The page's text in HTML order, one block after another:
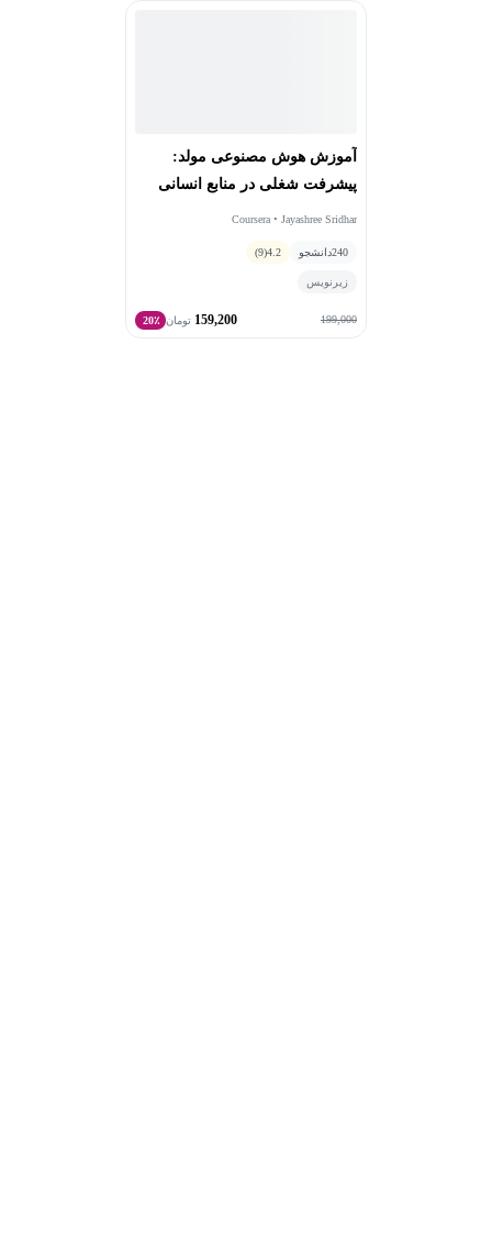
آموزش هوش مصنوعی مولد:
پیشرفت شغلی در منابع انسانی
Coursera • Jayashree Sridhar
240دانشجو 4.2
(9)
زیرنویس
199,000
159,200 تومان 20٪